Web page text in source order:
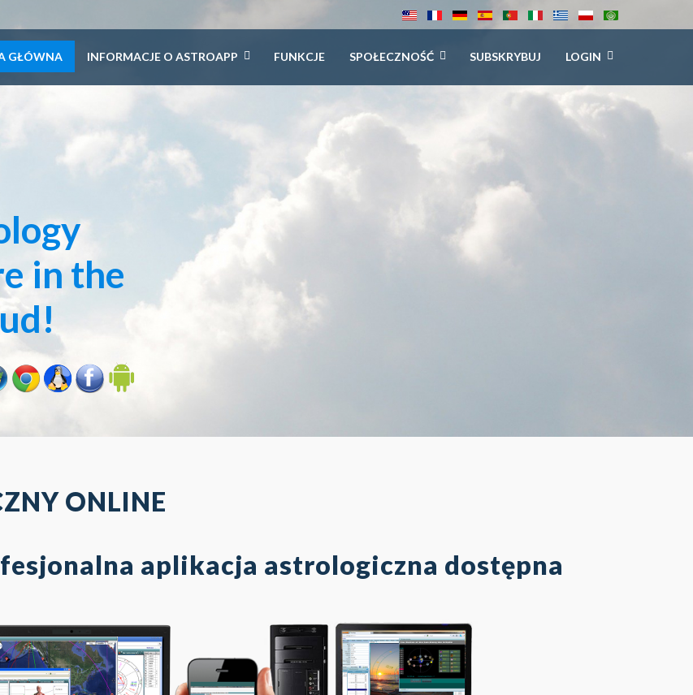
GŁÓWNA INFORMACJE O ASTROAPP FUNKCJE SPOŁECZNOŚĆ SUBSKRYBUJ LOGIN
in the
ONLINE
aplikacja astrologiczna dostępna